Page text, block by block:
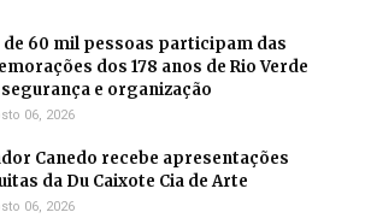
de 60 mil pessoas participam das
dos 178 anos de Rio Verde
e organização
06, 2026
Canedo recebe apresentações
da Du Caixote Cia de Arte
06, 2026